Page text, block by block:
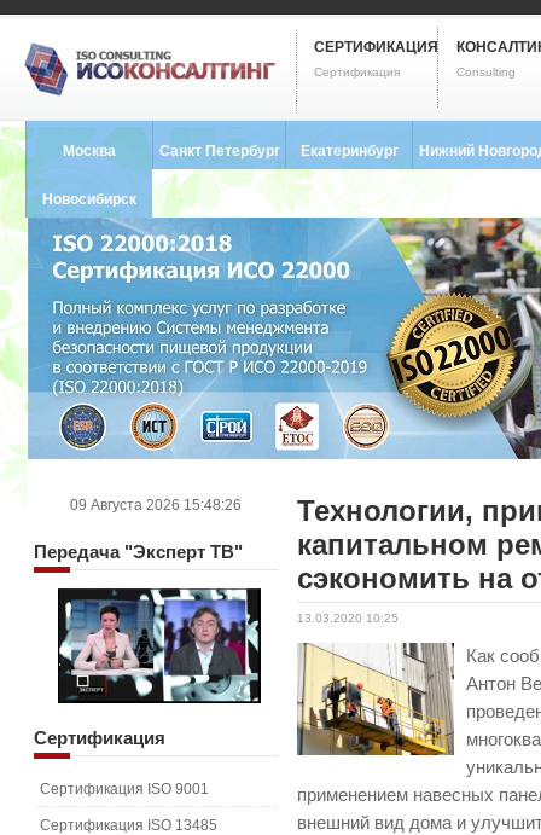
СЕРТИФИКАЦИЯ
Сертификация Consulting
Москва Санкт Петербург
8 (812) 748-2493
Екатеринбург
8 (343) 237-2593
Нижний
Новосибирск
8 (383) 227-8449
Технологии,
капитальном
сэкономить на
13.03.2020 10:25
Как
Антон
применением навесных
внешний вид дома и
09 Августа 2026 15:48:26
Передача"Эксперт ТВ"
Сертификация
Сертификация ISO 9001
Сертификация ISO 13485